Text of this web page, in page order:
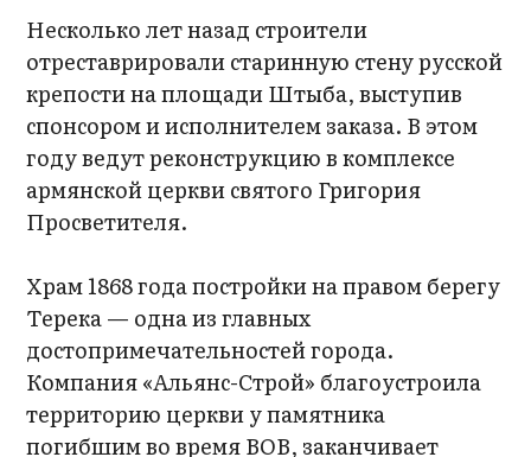
Несколько лет назад строители
отреставрировали старинную стену русской
крепости на площади Штыба, выступив
спонсором и исполнителем заказа. В этом
году ведут реконструкцию в комплексе
армянской церкви святого Григория
Просветителя.
Храм 1868 года постройки на правом берегу
Терека — одна из главных
достопримечательностей города.
Компания «Альянс-Строй» благоустроила
территорию церкви у памятника
погибшим во время ВОВ, заканчивает